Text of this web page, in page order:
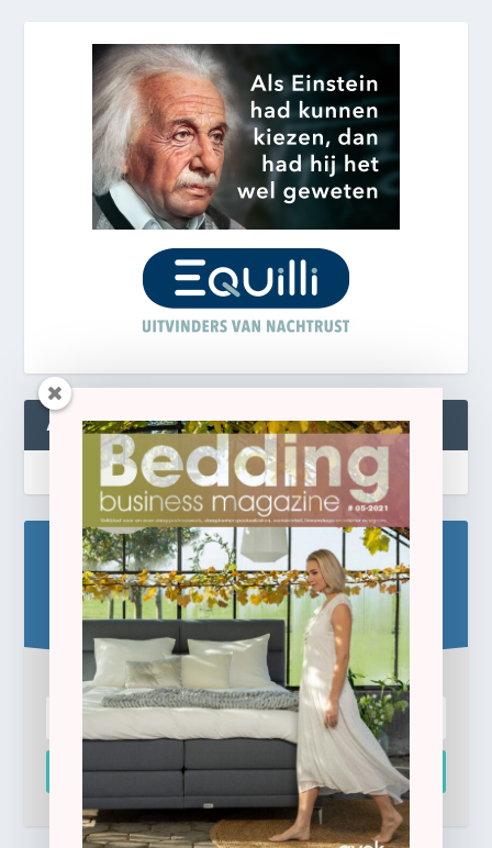
ABONNEREN
Blijf op de hoogte!
Schrijf u hier in voor de gratis e-newsletter.
Inschrijven